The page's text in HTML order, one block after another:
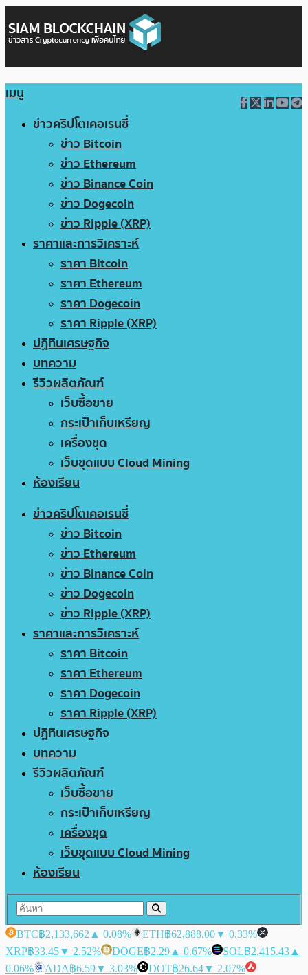
เมนู
ข่าวคริปโตเคอเรนซี่
ข่าว Bitcoin
ข่าว Ethereum
ข่าว Binance Coin
ข่าว Dogecoin
ข่าว Ripple (XRP)
ราคาและการวิเคราะห์
ราคา Bitcoin
ราคา Ethereum
ราคา Dogecoin
ราคา Ripple (XRP)
ปฏิทินเศรษฐกิจ
บทความ
รีวิวผลิตภัณฑ์
เว็บซื้อขาย
กระเป๋าเก็บเหรียญ
เครื่องขุด
เว็บขุดแบบ Cloud Mining
ห้องเรียน
ข่าวคริปโตเคอเรนซี่
ข่าว Bitcoin
ข่าว Ethereum
ข่าว Binance Coin
ข่าว Dogecoin
ข่าว Ripple (XRP)
ราคาและการวิเคราะห์
ราคา Bitcoin
ราคา Ethereum
ราคา Dogecoin
ราคา Ripple (XRP)
ปฏิทินเศรษฐกิจ
บทความ
รีวิวผลิตภัณฑ์
เว็บซื้อขาย
กระเป๋าเก็บเหรียญ
เครื่องขุด
เว็บขุดแบบ Cloud Mining
ห้องเรียน
BTC฿2,133,662 ▲ 0.08% ETH฿62,888.00▼ 0.33%
XRP฿33.45▼ 2.52% DOGE฿2.29 ▲ 0.67% SOL฿2,415.43 ▲
0.06%
ADA฿6.59▼ 3.03% DOT฿26.64▼ 2.07%